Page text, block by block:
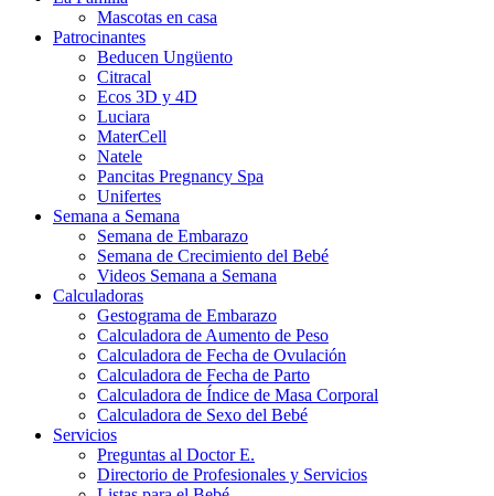
Mascotas en casa
Patrocinantes
Beducen Ungüento
Citracal
Ecos 3D y 4D
Luciara
MaterCell
Natele
Pancitas Pregnancy Spa
Unifertes
Semana a Semana
Semana de Embarazo
Semana de Crecimiento del Bebé
Videos Semana a Semana
Calculadoras
Gestograma de Embarazo
Calculadora de Aumento de Peso
Calculadora de Fecha de Ovulación
Calculadora de Fecha de Parto
Calculadora de Índice de Masa Corporal
Calculadora de Sexo del Bebé
Servicios
Preguntas al Doctor E.
Directorio de Profesionales y Servicios